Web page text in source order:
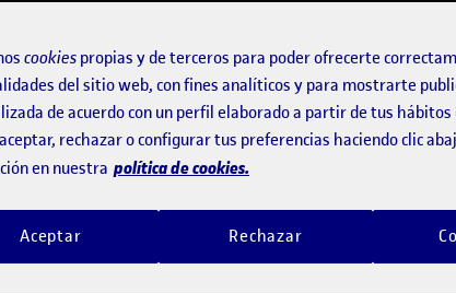
ayuda de la convocatoria
conocimiento de la
el desarrollo de un
para detectar fugas de
cookies propias y de terceros para poder ofrecerte
del sitio web, con fines analíticos y para mostrarte
de acuerdo con un perfil elaborado a partir de tus hábitos
rechazar o configurar tus preferencias haciendo clic
en nuestra política de cookies.
Rechazar
Aceptar